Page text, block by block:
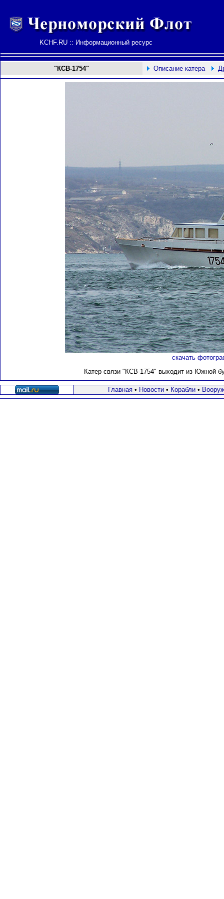
KCHF.RU :: Информационный ресурс
"КСВ-1754" Описание катера
скачать
Катер связи "КСВ-1754" выходит из Южной
Главная• Новости• Корабли•